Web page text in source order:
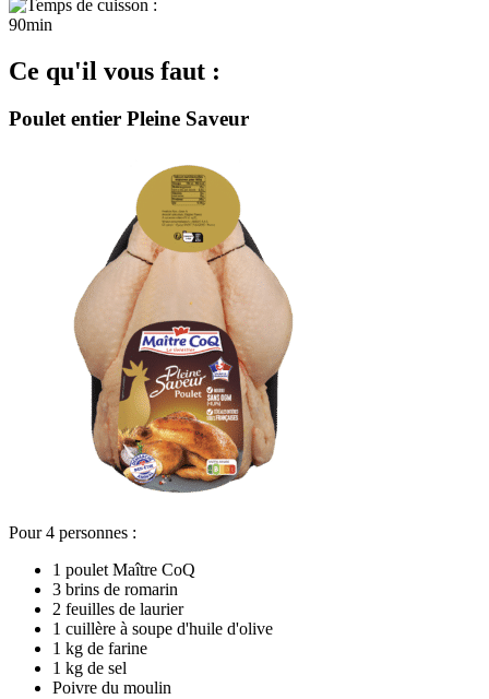
90min
Ce qu'il vous faut :
Poulet entier Pleine Saveur
Pour 4 personnes :
1 poulet Maître CoQ
3 brins de romarin
2 feuilles de laurier
1 cuillère à soupe d'huile d'olive
1 kg de farine
1 kg de sel
Poivre du moulin